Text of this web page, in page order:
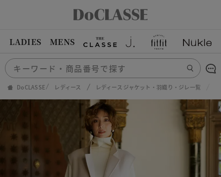
LADIES MENS
DoCLASSE レディース レディース ジャケット・羽織り・ジレ一覧